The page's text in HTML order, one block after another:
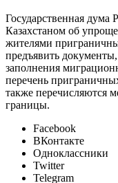
Государственная дума
Казахстаном об
жителями
предъявить
заполнения
перечень
также перечисляются
границы.
Facebook
ВКонтакте
Одноклассники
Twitter
Telegram